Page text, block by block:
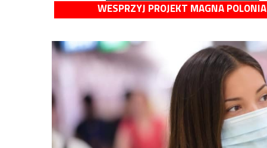
WESPRZYJ PROJEKT MAGNA POLONIA